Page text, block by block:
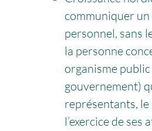
communiquer
personnel, sans
la personne
organisme
gouvernement)
représentants,
l’exercice de